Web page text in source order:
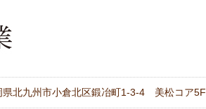
北九州市小倉北区鍛冶町1-3-4 美松コア5F